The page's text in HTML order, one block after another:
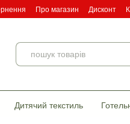
Про магазин Дисконт
Дитячий текстиль